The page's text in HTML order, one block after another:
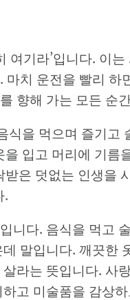
여기라’입니다. 이
치 운전을 빨리
향해 가는 모든 순
식을 먹으며 즐기
입고 머리에 기름
은 덧없는 인생을
.
니다. 음식을 먹고
말입니다. 깨끗한
라는 뜻입니다. 사
고 미술품을 감상